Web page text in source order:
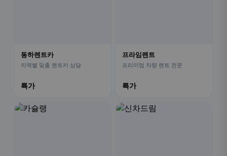
동하렌트카
지역별 맞춤 렌트카 상담
특가
프라임렌트
프리미엄 차량 렌트 전문
특가